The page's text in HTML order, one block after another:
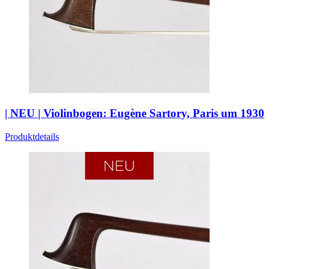
| NEU | Violinbogen: Eugène Sartory, Paris um 1930
Produktdetails